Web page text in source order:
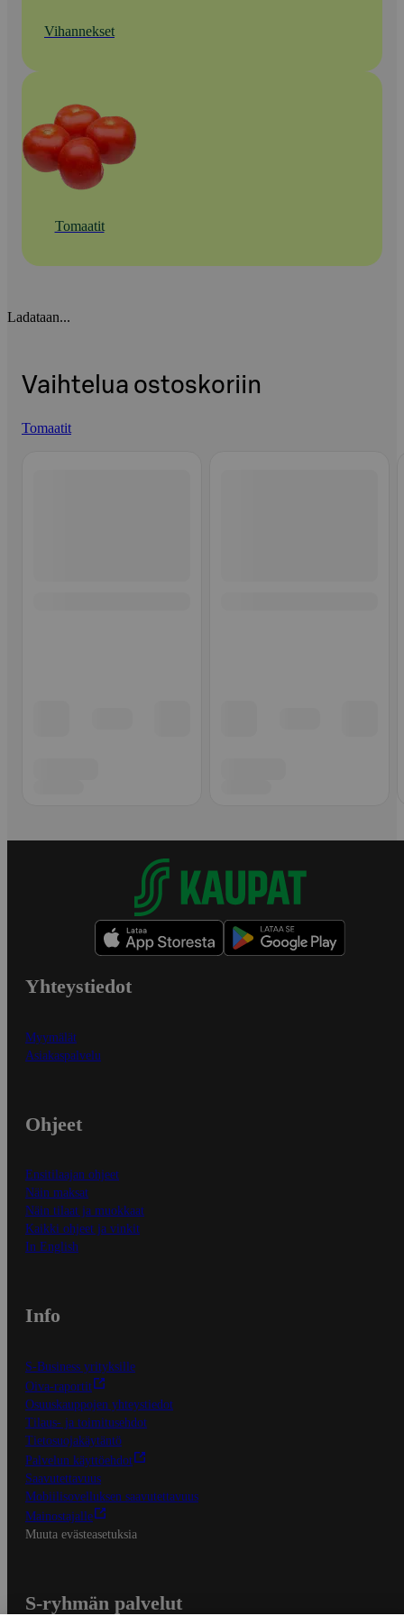
Vihannekset
Tomaatit
Ladataan...
Vaihtelua ostoskoriin
Tomaatit
Yhteystiedot
Myymälät
Asiakaspalvelu
Ohjeet
Ensitilaajan ohjeet
Näin maksat
Näin tilaat ja muokkaat
Kaikki ohjeet ja vinkit
In English
Info
S-Business yrityksille
Oiva-raportit
Osuuskauppojen yhteystiedot
Tilaus- ja toimitusehdot
Tietosuojakäytäntö
Palvelun käyttöehdot
Saavutettavuus
Mobiilisovelluksen saavutettavuus
Mainostajalle
Muuta evästeasetuksia
S-ryhmän palvelut